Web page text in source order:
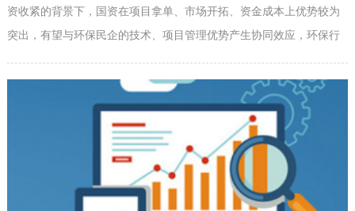
资收紧的背景下，国资在项目拿单、市场开拓、资金成本上优势较为
突出，有望与环保民企的技术、项目管理优势产生协同效应，环保行
源2019年1月11日晚间披露，公司实际控制人文剑平，股东刘振国、
陈亦力、周念云及武昆等4位股东与四川省投资集团有限责任...